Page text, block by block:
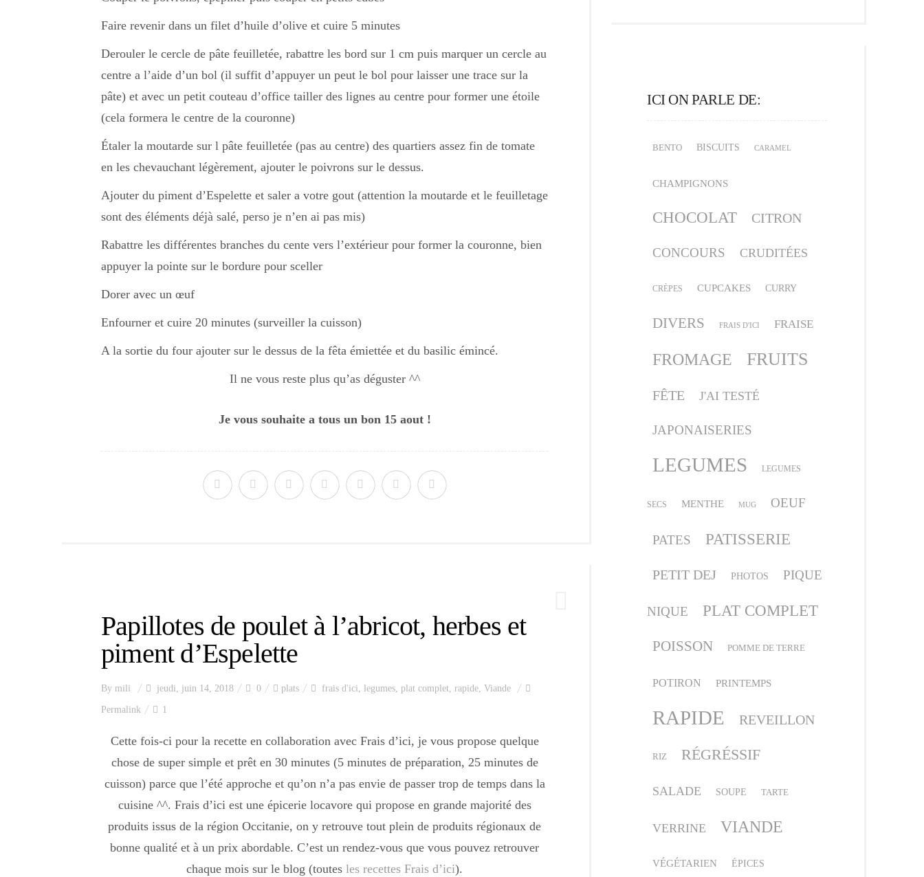
Faire revenir dans un filet d’huile d’olive et cuire 5 minutes
Derouler le cercle de pâte feuilletée, rabattre les bord sur 1 cm puis marquer un cercle au
centre a l’aide d’un bol (il suffit d’appuyer un peut le bol pour laisser une trace sur la
pâte) et avec un petit couteau d’office tailler des lignes au centre pour former une étoile
(cela formera le centre de la couronne)
Étaler la moutarde sur l pâte feuilletée (pas au centre) des quartiers assez fin de tomate
en les chevauchant légèrement, ajouter le poivrons sur le dessus.
Ajouter du piment d’Espelette et saler a votre gout (attention la moutarde et le feuilletage
sont des éléments déjà salé, perso je n’en ai pas mis)
Rabattre les différentes branches du cente vers l’extérieur pour former la couronne, bien
appuyer la pointe sur le bordure pour sceller
Dorer avec un œuf
Enfourner et cuire 20 minutes (surveiller la cuisson)
A la sortie du four ajouter sur le dessus de la fêta émiettée et du basilic émincé.
Il ne vous reste plus qu’as déguster ^^
Je vous souhaite a tous un bon 15 aout !
Papillotes de poulet à l’abricot, herbes et
piment d’Espelette
By mili jeudi, juin 14, 2018 0 plats frais d'ici, legumes, plat complet, rapide, Viande
Permalink 1
Cette fois-ci pour la recette en collaboration avec Frais d’ici, je vous propose quelque
chose de super simple et prêt en 30 minutes (5 minutes de préparation, 25 minutes de
cuisson) parce que l’été approche et qu’on n’a pas envie de passer trop de temps dans la
cuisine ^^. Frais d’ici est une épicerie locavore qui propose en grande majorité des
produits issus de la région Occitanie, on y retrouve tout plein de produits régionaux de
bonne qualité et à un prix abordable. C’est un rendez-vous que vous pouvez retrouver
chaque mois sur le blog (toutes les recettes Frais d’ici).
ICI ON PARLE DE:
BENTO BISCUITS CARAMEL
CHAMPIGNONS
CHOCOLAT CITRON
CONCOURS CRUDITÉES
CRÈPES CUPCAKES CURRY
DIVERS FRAIS D'ICI FRAISE
FROMAGE FRUITS
FÊTE J'AI TESTÉ
JAPONAISERIES
LEGUMES LEGUMES
SECS MENTHE MUG OEUF
PATES PATISSERIE
PETIT DEJ PHOTOS PIQUE
NIQUE PLAT COMPLET
POISSON POMME DE TERRE
POTIRON PRINTEMPS
RAPIDE REVEILLON
RIZ RÉGRÉSSIF
SALADE SOUPE TARTE
VERRINE VIANDE
VÉGÉTARIEN ÉPICES